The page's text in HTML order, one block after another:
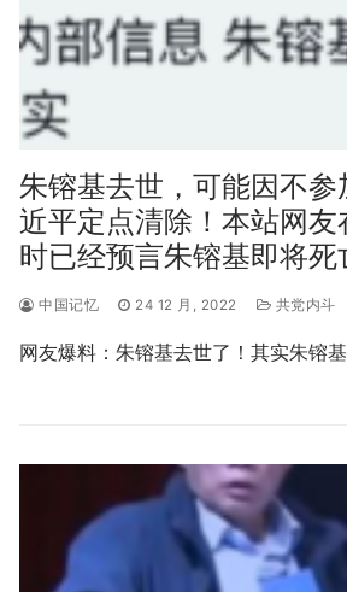
朱镕基去世，可能因不参
近平定点清除！本站网友
时已经预言朱镕基即将死
中国记忆 24 12 月, 2022 共党内斗
网友爆料：朱镕基去世了！其实朱镕